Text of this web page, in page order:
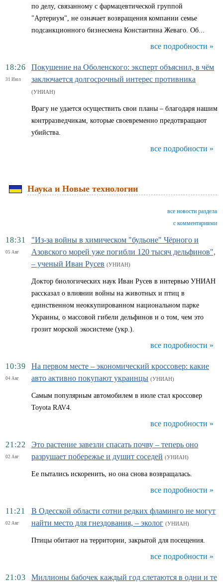
по делу, связанному с фармацевтической группой
"Артериум", не означает возвращения компании семье
подсанкционного бизнесмена Константина Жеваго. Об...
все подробности »
18:26
31 Июл
Покушение на Оболенского: эксперт объяснил, в чём
заключается долгосрочный интерес противника
(УНИАН)
Врагу не удается осуществить свои планы – благодаря нашим
контрразведчикам, которые своевременно предотвращают
убийства.
все подробности »
Наука и Новые технологии
все новости раздела
с комментариями
18:31
05 Авг
"Из-за войны в химическом "бульоне" Чёрного и
Азовского морей уже погибли 120 тысяч дельфинов",
– ученый Иван Русев (УНИАН)
Доктор биологических наук Иван Русев в интервью УНИАН
рассказал о влиянии войны на животных и птиц в
единственном неоккупированном национальном парке
Украины, о массовой гибели дельфинов и о том, чем это
грозит морской экосистеме (укр.).
все подробности »
10:39
04 Авг
На первом месте – экономический кроссовер: какие
авто активно покупают украинцы (УНИАН)
Самым популярным автомобилем в июле стал кроссовер
Toyota RAV4.
все подробности »
21:22
02 Авг
Это растение завезли спасать почву – теперь оно
разрушает побережье и душит соседей (УНИАН)
Ее пытались искоренить, но она снова возвращалась.
все подробности »
11:21
02 Авг
В Одесской области сотни редких фламинго не могут
найти место для гнездования, – эколог (УНИАН)
Птицы обитают на территории, закрытой для посещения.
все подробности »
21:03
Миллионы бабочек каждый год слетаются в одни и те